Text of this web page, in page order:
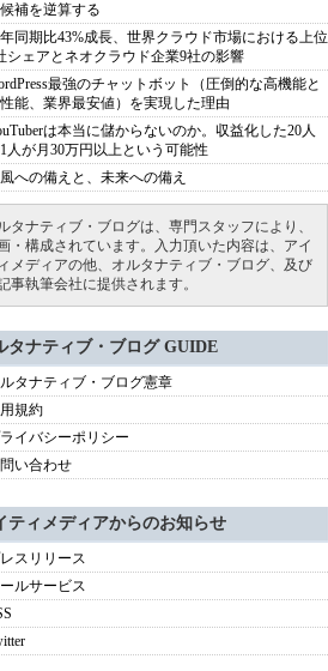
補を逆算する
同期比43%成長、世界クラウド市場における上位
シェアとネオクラウド企業9社の影響
最強のチャットボット（圧倒的な高機能と
能、業界最安値）を実現した理由
は本当に儲からないのか。収益化した20人
人が月30万円以上という可能性
への備えと、未来への備え
タナティブ・ブログは、専門スタッフにより、
・構成されています。入力頂いた内容は、アイ
メディアの他、オルタナティブ・ブログ、及び
事執筆会社に提供されます。
タナティブ・ブログ GUIDE
タナティブ・ブログ憲章
規約
イバシーポリシー
い合わせ
ティメディアからのお知らせ
スリリース
ルサービス